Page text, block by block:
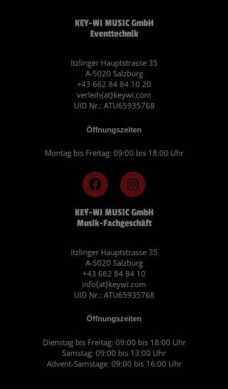
KEY-WI MUSIC GmbH
Musik-Fachgeschäft
Itzlinger Hauptstrasse 35
A-5020 Salzburg
+43 662 84 84 10
info{at}keywi.com
UID Nr.: ATU65935768
Öffnungszeiten
Dienstag bis Freitag: 09:00 bis 18:00 Uhr
Samstag: 09:00 bis 13:00 Uhr
Advent-Samstage: 09:00 bis 16:00 Uhr
F
a
c
e
b
o
k
I
n
s
t
a
r
a
m
KEY-WI MUSIC GmbH
Eventtechnik
Itzlinger Hauptstrasse 35
A-5020 Salzburg
+43 662 84 84 10 20
verleih{at}keywi.com
UID Nr.: ATU65935768
Öffnungszeiten
Montag bis Freitag: 09:00 bis 18:00 Uhr